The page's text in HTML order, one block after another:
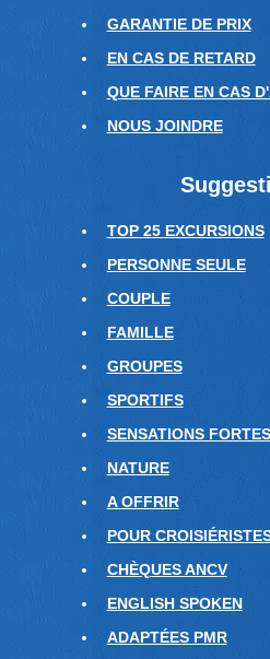
GARANTIE DE PRIX
EN CAS DE RETARD
QUE FAIRE EN CAS
NOUS JOINDRE
TOP 25 EXCURSIONS
PERSONNE SEULE
COUPLE
FAMILLE
GROUPES
SPORTIFS
SENSATIONS FORTES
NATURE
A OFFRIR
POUR
CHÈQUES ANCV
ENGLISH SPOKEN
ADAPTÉES PMR